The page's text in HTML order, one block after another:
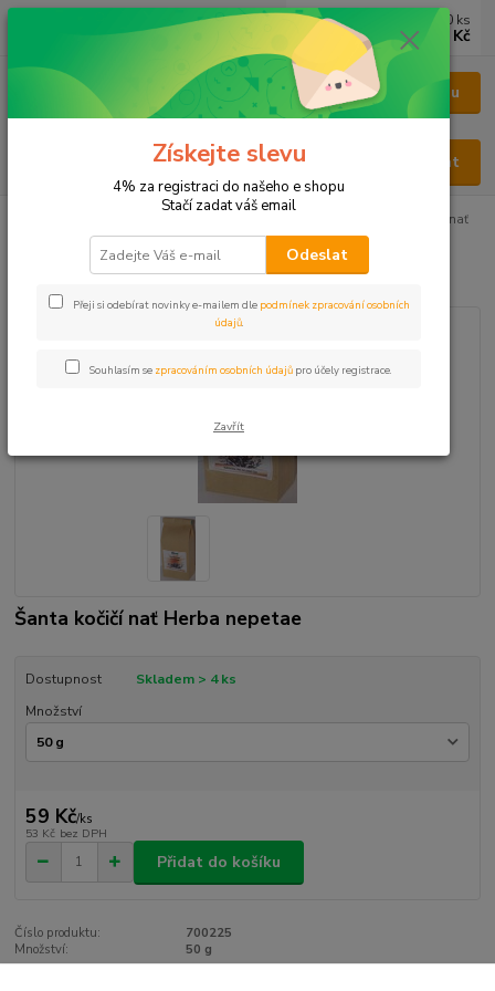
Menu
Hledat
0 ks
0 Kč
Šanta kočičí nať
Šanta kočičí nať
Šanta kočičí nať Herba nepetae
Dostupnost
Skladem > 4 ks
Množství
59 Kč/ks
53 Kč bez DPH
Přidat do košíku
Číslo produktu:
700225
Množství:
50 g
Získejte slevu
4% za registraci do našeho e shopu
Stačí zadat váš email
Odeslat
Přeji si odebírat novinky e-mailem dle podmínek zpracování osobních
údajů.
Souhlasím se zpracováním osobních údajů pro účely registrace.
Zavřít